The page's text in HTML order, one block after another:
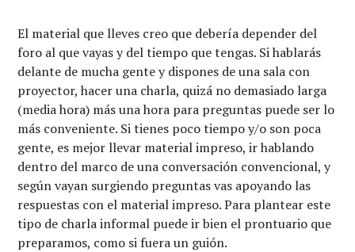
El material que lleves creo que debería depender del
foro al que vayas y del tiempo que tengas. Si hablarás
delante de mucha gente y dispones de una sala con
proyector, hacer una charla, quizá no demasiado larga
(media hora) más una hora para preguntas puede ser lo
más conveniente. Si tienes poco tiempo y/o son poca
gente, es mejor llevar material impreso, ir hablando
dentro del marco de una conversación convencional, y
según vayan surgiendo preguntas vas apoyando las
respuestas con el material impreso. Para plantear este
tipo de charla informal puede ir bien el prontuario que
preparamos, como si fuera un guión.